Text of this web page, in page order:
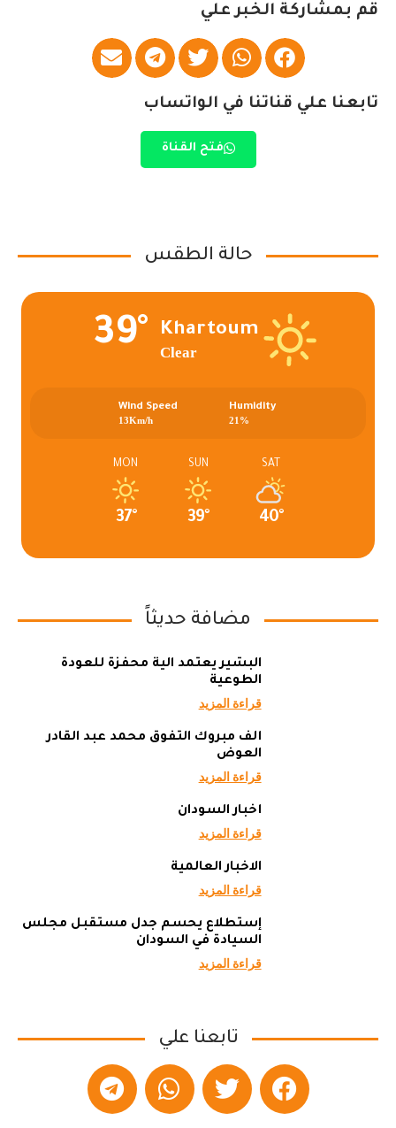
قم بمشاركة الخبر علي
تابعنا علي قناتنا في الواتساب
فتح القناة
حالة الطقس
Khartoum
Clear
39°
Humidity
21%
Wind Speed
13Km/h
SAT
40°
SUN
39°
MON
37°
مضافة حديثاً
البشير يعتمد آلية محفزة للعودة
الطوعية
قراءة المزيد
ألف مبروك التفوق محمد عبد القادر
العوض
قراءة المزيد
أخبار السودان
قراءة المزيد
الاخبار العالمية
قراءة المزيد
إستطلاع يحسم جدل مستقبل مجلس
السيادة في السودان
قراءة المزيد
تابعنا علي